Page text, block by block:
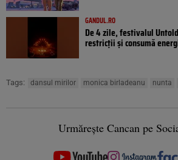
GANDUL.RO
De 4 zile, festivalul
restricții și consumă
Tags: dansul mirilor monica birladeanu nunta
Urmărește Cancan pe